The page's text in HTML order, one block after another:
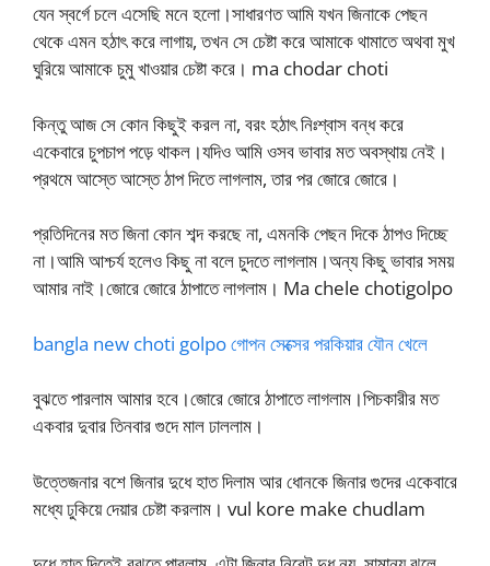
যেন স্বর্গে চলে এসেছি মনে হলো।সাধারণত আমি যখন জিনাকে পেছন
থেকে এমন হঠাৎ করে লাগায়, তখন সে চেষ্টা করে আমাকে থামাতে অথবা মুখ
ঘুরিয়ে আমাকে চুমু খাওয়ার চেষ্টা করে। ma chodar choti
কিন্তু আজ সে কোন কিছুই করল না, বরং হঠাৎ নিঃশ্বাস বন্ধ করে
একেবারে চুপচাপ পড়ে থাকল।যদিও আমি ওসব ভাবার মত অবস্থায় নেই।
প্রথমে আস্তে আস্তে ঠাপ দিতে লাগলাম, তার পর জোরে জোরে।
প্রতিদিনের মত জিনা কোন শব্দ করছে না, এমনকি পেছন দিকে ঠাপও দিচ্ছে
না।আমি আশ্চর্য হলেও কিছু না বলে চুদতে লাগলাম।অন্য কিছু ভাবার সময়
আমার নাই।জোরে জোরে ঠাপাতে লাগলাম। Ma chele chotigolpo
bangla new choti golpo গোপন সেক্সের পরকিয়ার যৌন খেলে
বুঝতে পারলাম আমার হবে।জোরে জোরে ঠাপাতে লাগলাম।পিচকারীর মত
একবার দুবার তিনবার গুদে মাল ঢাললাম।
উত্তেজনার বশে জিনার দুধে হাত দিলাম আর ধোনকে জিনার গুদের একেবারে
মধ্যে ঢুকিয়ে দেয়ার চেষ্টা করলাম। vul kore make chudlam